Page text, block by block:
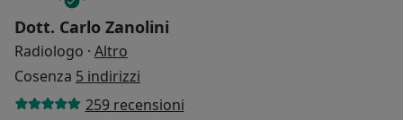
Dott. Carlo Zanolini
Radiologo · Altro
Cosenza 5 indirizzi
259 recensioni